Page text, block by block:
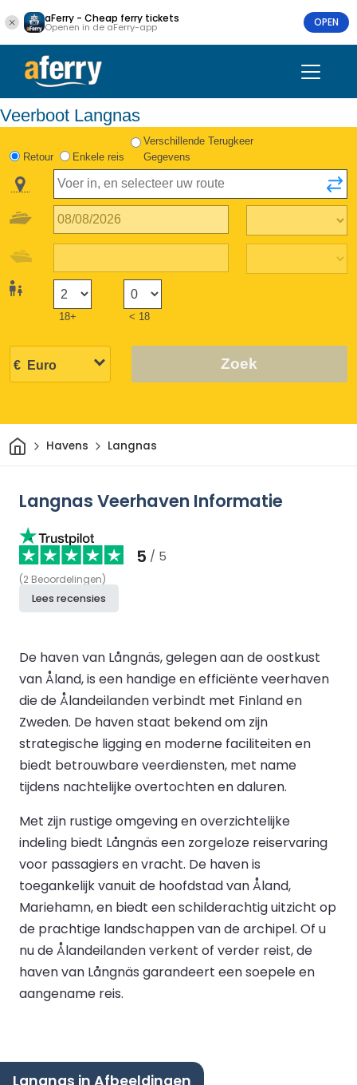
aFerry - Cheap ferry tickets
Openen in de aFerry-app OPEN
Veerboot Langnas
Retour Enkele reis
Verschillende Terugkeer
Gegevens
18+ < 18
Zoek
ThuisHavens Langnas
Langnas Veerhaven Informatie
5 / 5
(2 Beoordelingen)
Lees recensies
De haven van Långnäs, gelegen aan de oostkust
van Åland, is een handige en efficiënte veerhaven
die de Ålandeilanden verbindt met Finland en
Zweden. De haven staat bekend om zijn
strategische ligging en moderne faciliteiten en
biedt betrouwbare veerdiensten, met name
tijdens nachtelijke overtochten en daluren.
Met zijn rustige omgeving en overzichtelijke
indeling biedt Långnäs een zorgeloze reiservaring
voor passagiers en vracht. De haven is
toegankelijk vanuit de hoofdstad van Åland,
Mariehamn, en biedt een schilderachtig uitzicht op
de prachtige landschappen van de archipel. Of u
nu de Ålandeilanden verkent of verder reist, de
haven van Långnäs garandeert een soepele en
aangename reis.
Langnas in Afbeeldingen